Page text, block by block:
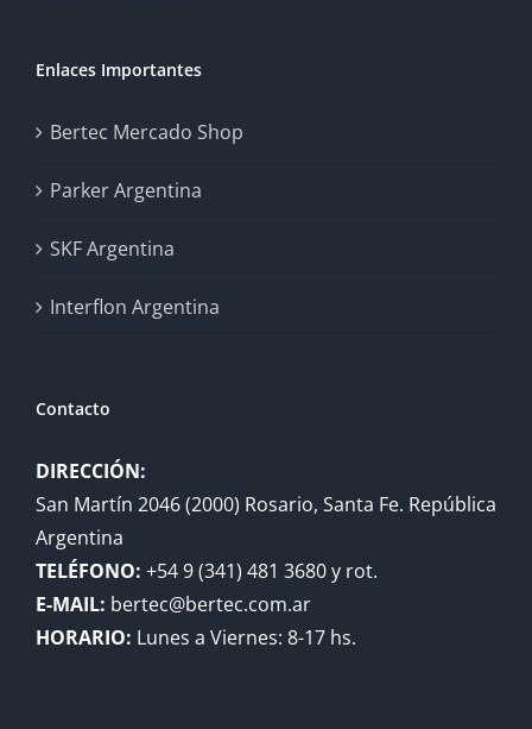
Enlaces Importantes
Bertec Mercado Shop
Parker Argentina
SKF Argentina
Interflon Argentina
Contacto
DIRECCIÓN:
San Martín 2046 (2000) Rosario, Santa Fe. República
Argentina
TELÉFONO: +54 9 (341) 481 3680 y rot.
E-MAIL: bertec@bertec.com.ar
HORARIO: Lunes a Viernes: 8-17 hs.